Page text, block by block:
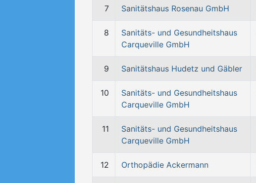
7 Sanitätshaus Rosenau GmbH
8
Sanitäts- und Gesundheitshaus
Carqueville GmbH
9 Sanitätshaus Hudetz und Gäbler
10
Sanitäts- und Gesundheitshaus
Carqueville GmbH
11
Sanitäts- und Gesundheitshaus
Carqueville GmbH
12 Orthopädie Ackermann